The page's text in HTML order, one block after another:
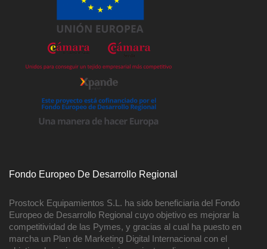
Fondo Europeo De Desarrollo Regional
Prostock Equipamientos S.L. ha sido beneficiaria del Fondo
Europeo de Desarrollo Regional cuyo objetivo es mejorar la
competitividad de las Pymes, y gracias al cual ha puesto en
marcha un Plan de Marketing Digital Internacional con el